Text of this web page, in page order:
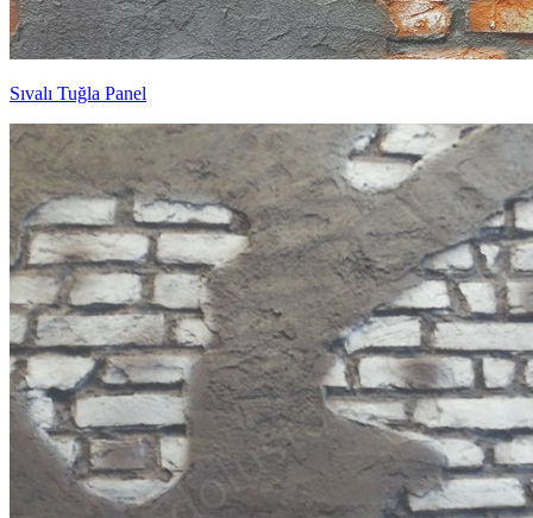
Sıvalı Tuğla Panel